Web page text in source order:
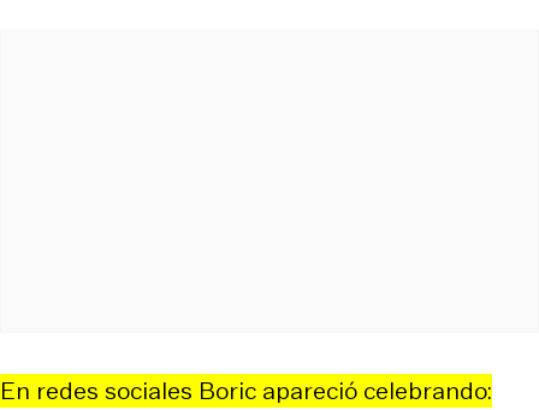
En redes sociales Boric apareció celebrando: